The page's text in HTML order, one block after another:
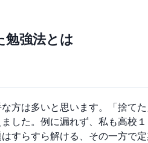
勉強法とは
方は多いと思います。「捨て
した。例に漏れず、私も高校
すらすら解ける、その一方で